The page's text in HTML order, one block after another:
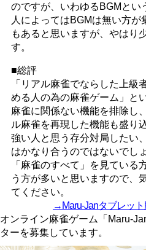
のですが、いわゆるBGMとい
人によってはBGMは無い方
もあると思いますが、やはり
す。
■総評
「リアル麻雀でならした上級
める人の為の麻雀ゲーム」と
麻雀に関係ない機能を排除し
ル麻雀を再現した機能も盛り
強い人と思う存分対局したい
はかなり合うのではないでし
「麻雀のすべて」を見ている
う方が多いと思いますので、
てください。
→Maru-Janタブレッ
オンライン麻雀ゲーム「Maru-
ターを募集しています。